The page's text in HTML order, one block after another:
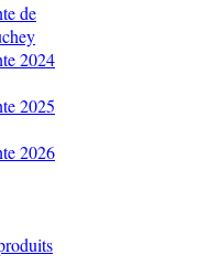
de
2024
2025
2026